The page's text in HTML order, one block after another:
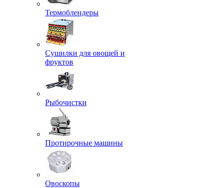
Термоблендеры
Сушилки для овощей и
фруктов
Рыбочистки
Протирочные машины
Овоскопы